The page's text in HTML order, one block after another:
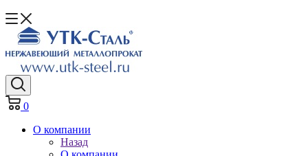
0
О компании
Назад